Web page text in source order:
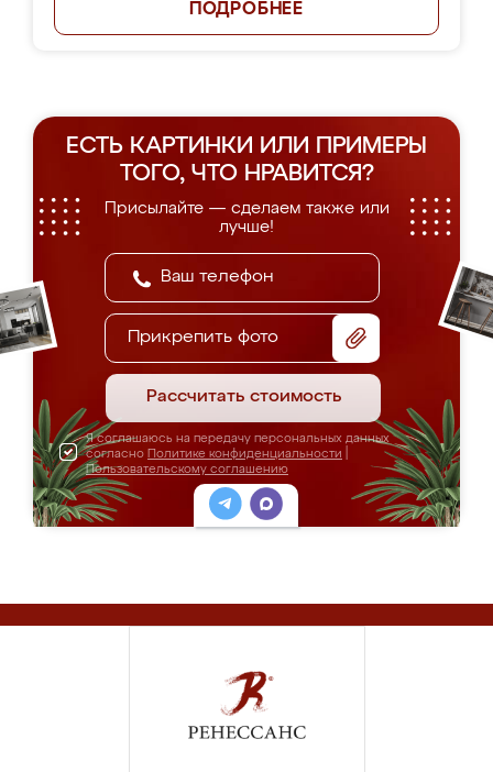
ПОДРОБНЕЕ
ЕСТЬ КАРТИНКИ ИЛИ ПРИМЕРЫ
ТОГО, ЧТО НРАВИТСЯ?
Присылайте — сделаем также или
лучше!
Прикрепить фото
Рассчитать стоимость
Я соглашаюсь на передачу персональных данных
согласно Политике конфиденциальности
Пользовательскому соглашению